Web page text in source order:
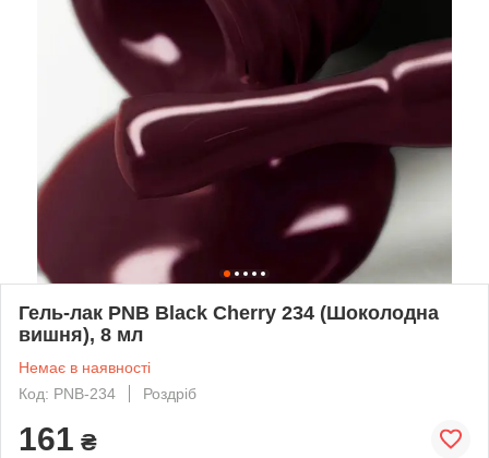
Гель-лак PNB Black Cherry 234 (Шоколодна
вишня), 8 мл
Немає в наявності
Код: PNB-234
Роздріб
161 ₴